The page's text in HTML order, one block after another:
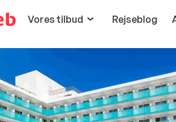
Vores tilbud
Rejseblog